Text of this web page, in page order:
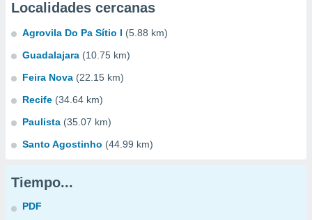
Localidades cercanas
Agrovila Do Pa Sítio I (5.88 km)
Guadalajara (10.75 km)
Feira Nova (22.15 km)
Recife (34.64 km)
Paulista (35.07 km)
Santo Agostinho (44.99 km)
Tiempo...
PDF